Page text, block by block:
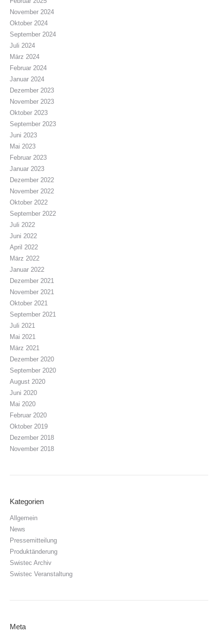
November 2024
Oktober 2024
September 2024
Juli 2024
März 2024
Februar 2024
Januar 2024
Dezember 2023
November 2023
Oktober 2023
September 2023
Juni 2023
Mai 2023
Februar 2023
Januar 2023
Dezember 2022
November 2022
Oktober 2022
September 2022
Juli 2022
Juni 2022
April 2022
März 2022
Januar 2022
Dezember 2021
November 2021
Oktober 2021
September 2021
Juli 2021
Mai 2021
März 2021
Dezember 2020
September 2020
August 2020
Juni 2020
Mai 2020
Februar 2020
Oktober 2019
Dezember 2018
November 2018
Kategorien
Allgemein
News
Pressemitteilung
Produktänderung
Swistec Archiv
Swistec Veranstaltung
Meta